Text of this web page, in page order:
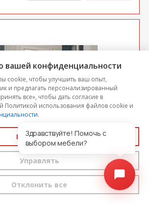
вашей конфиденциальности
cookie, чтобы улучшить ваш опыт,
и предлагать персонализированный
все», чтобы дать согласие в
Политикой использования файлов cookie и
.
Принять все
Управлять
Отклонить все
Здравствуйте! Помочь с
выбором мебели?